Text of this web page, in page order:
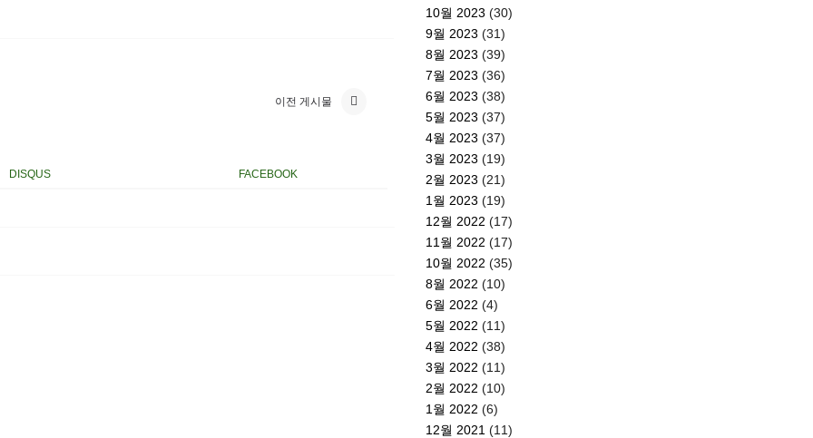
이전 게시물
DISQUS FACEBOOK
10월 2023 (30)
9월 2023 (31)
8월 2023 (39)
7월 2023 (36)
6월 2023 (38)
5월 2023 (37)
4월 2023 (37)
3월 2023 (19)
2월 2023 (21)
1월 2023 (19)
12월 2022 (17)
11월 2022 (17)
10월 2022 (35)
8월 2022 (10)
6월 2022 (4)
5월 2022 (11)
4월 2022 (38)
3월 2022 (11)
2월 2022 (10)
1월 2022 (6)
12월 2021 (11)